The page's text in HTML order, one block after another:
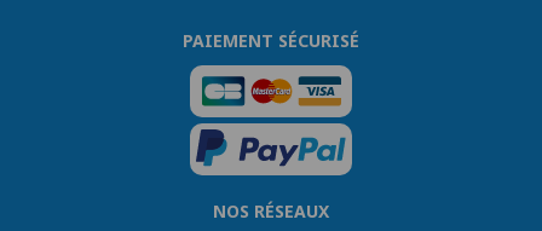
PAIEMENT SÉCURISÉ
NOS RÉSEAUX